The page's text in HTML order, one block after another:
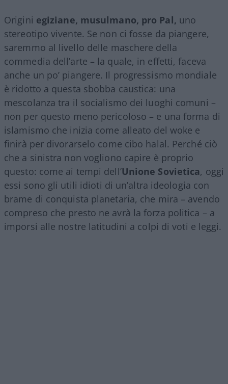
Origini egiziane, musulmano, pro Pal, uno
stereotipo vivente. Se non ci fosse da piangere,
saremmo al livello delle maschere della
commedia dell’arte – la quale, in effetti, faceva
anche un po’ piangere. Il progressismo mondiale
è ridotto a questa sbobba caustica: una
mescolanza tra il socialismo dei luoghi comuni –
non per questo meno pericoloso – e una forma di
islamismo che inizia come alleato del woke e
finirà per divorarselo come cibo halal. Perché ciò
che a sinistra non vogliono capire è proprio
questo: come ai tempi dell’Unione Sovietica, oggi
essi sono gli utili idioti di un’altra ideologia con
brame di conquista planetaria, che mira – avendo
compreso che presto ne avrà la forza politica – a
imporsi alle nostre latitudini a colpi di voti e leggi.